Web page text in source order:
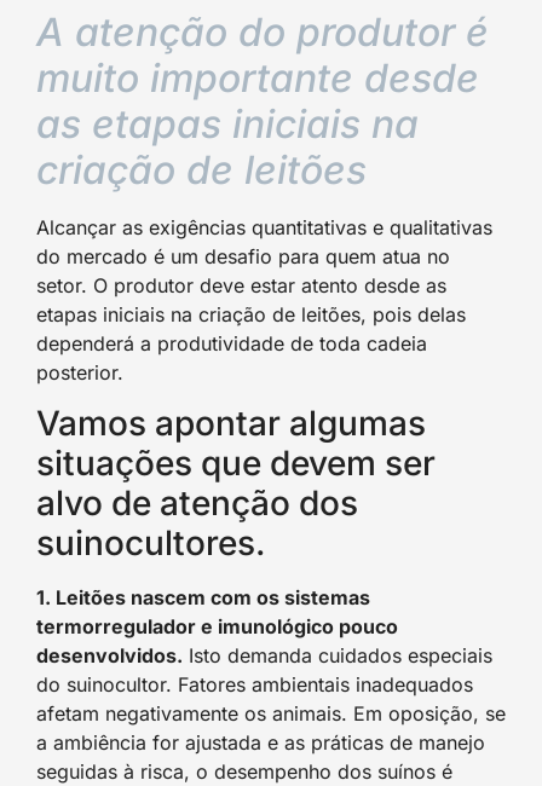
A atenção do produtor é
muito importante desde
as etapas iniciais na
criação de leitões
Alcançar as exigências quantitativas e qualitativas
do mercado é um desafio para quem atua no
setor. O produtor deve estar atento desde as
etapas iniciais na criação de leitões, pois delas
dependerá a produtividade de toda cadeia
posterior.
Vamos apontar algumas
situações que devem ser
alvo de atenção dos
suinocultores.
1. Leitões nascem com os sistemas
termorregulador e imunológico pouco
desenvolvidos. Isto demanda cuidados especiais
do suinocultor. Fatores ambientais inadequados
afetam negativamente os animais. Em oposição, se
a ambiência for ajustada e as práticas de manejo
seguidas à risca, o desempenho dos suínos é